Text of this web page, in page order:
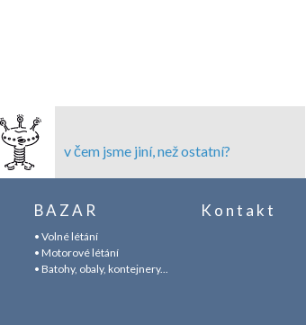
v čem jsme jiní, než ostatní?
BAZAR
• Volné létání
• Motorové létání
• Batohy, obaly, kontejnery...
Kontakt